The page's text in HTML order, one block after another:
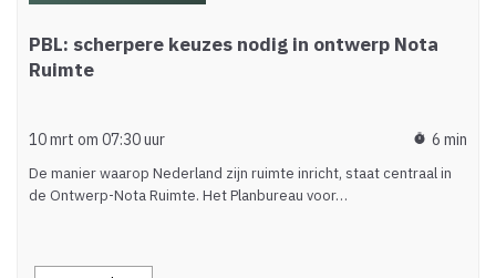
PBL: scherpere keuzes nodig in ontwerp Nota
Ruimte
10 mrt om 07:30 uur timer 6 min
De manier waarop Nederland zijn ruimte inricht, staat centraal in
de Ontwerp-Nota Ruimte. Het Planbureau voor…